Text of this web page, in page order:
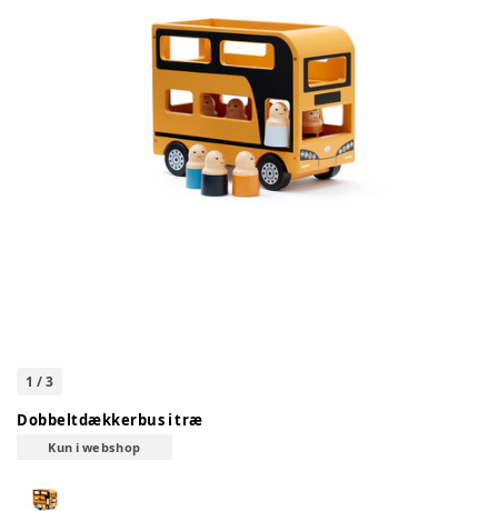
1 /3
Dobbeltdækkerbus i træ
Kun i webshop